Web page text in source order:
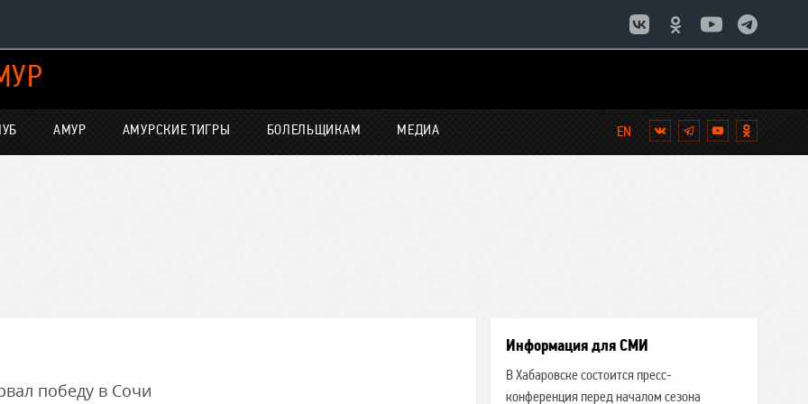
Дивизион Харламова
КХЛ
АМУР АМУРСКИЕ ТИГРЫ БОЛЕЛЬЩИКАМ МЕДИА Вконтакте
Telegram
YouTube
победу в Сочи
новостей:
Информация для СМИ
В Хабаровске состоится пресс-
конференция перед началом сезона